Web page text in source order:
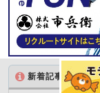
新着記事